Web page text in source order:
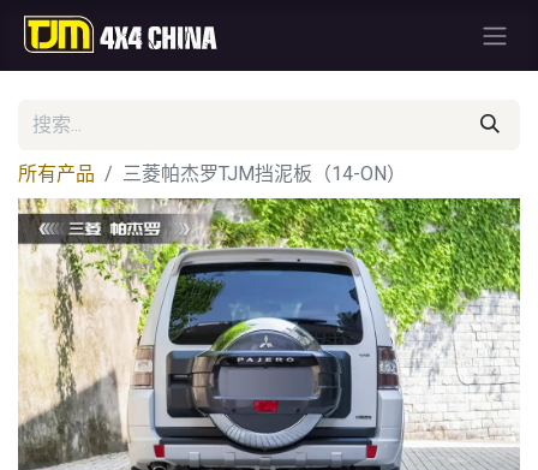
所有产品 三菱帕杰罗TJM挡泥板（14-ON）